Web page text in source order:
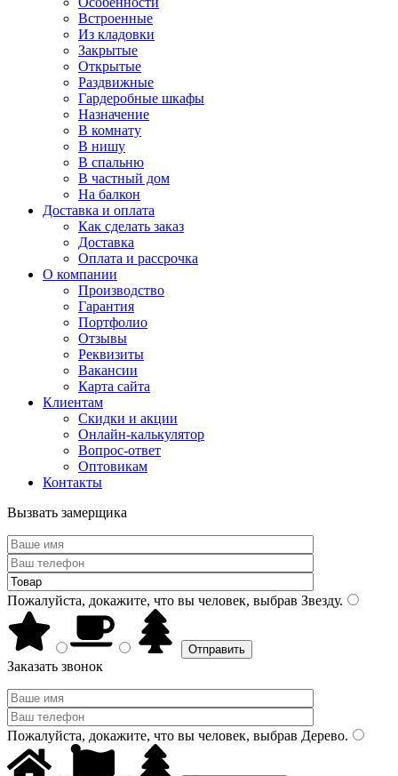
Встроенные
Из кладовки
Закрытые
Открытые
Раздвижные
Гардеробные шкафы
Назначение
В комнату
В нишу
В спальню
В частный дом
На балкон
Доставка и оплата
Как сделать заказ
Доставка
Оплата и рассрочка
О компании
Производство
Гарантия
Портфолио
Отзывы
Реквизиты
Вакансии
Карта сайта
Клиентам
Скидки и акции
Онлайн-калькулятор
Вопрос-ответ
Оптовикам
Контакты
Вызвать замерщика
Пожалуйста, докажите, что вы человек, выбрав Звезду.
Заказать звонок
Пожалуйста, докажите, что вы человек, выбрав Дерево.